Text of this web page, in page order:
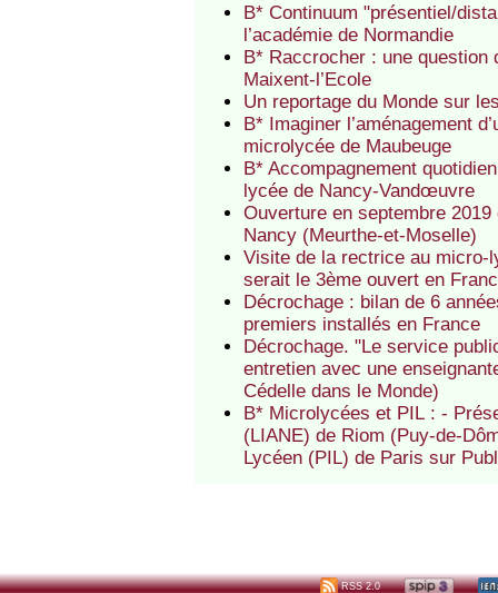
B* Continuum "présentiel/
l’académie de Normandie
B* Raccrocher : une question
Maixent-l’Ecole
Un reportage du Monde sur
B* Imaginer l’aménagement
microlycée de Maubeuge
B* Accompagnement
lycée de Nancy-Vandœuvre
Ouverture en septembre
Nancy (Meurthe-et-Moselle)
Visite de la rectrice au micro-
serait le 3ème ouvert en
Décrochage : bilan de 6
premiers installés en France
Décrochage. "Le service
entretien avec une
Cédelle dans le Monde)
B* Microlycées et PIL : -
(LIANE) de Riom (Puy-de-
Lycéen (PIL) de Paris sur
RSS 2.0